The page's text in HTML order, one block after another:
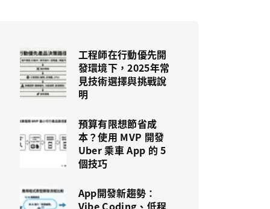
工程師在行動優先開
發環境下，2025年常
見技術選擇與挑戰說
明
預算有限想節省成
本？使用 MVP 開發
Uber 乘車 App 的 5
個技巧
App開發新趨勢：